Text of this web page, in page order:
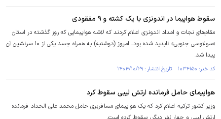
سقوط هواپیما در اندونزی با یک کشته و ۹ مفقودی
مقام‌های نجات و امداد اندونزی اعلام کردند که لاشه هواپیمایی که روز گذشته در استان
«سولاوسی جنوبی» ناپدید شده بود، امروز (دوشنبه) به همراه جسد یکی از ۱۰ سرنشین آن
پیدا شد.
کد خبر: ۱۰۳۴۱۵۰ تاریخ انتشار : ۱۴۰۴/۱۰/۲۹
هواپیمای حامل فرمانده ارتش لیبی سقوط کرد
وزیر کشور ترکیه اعلام کرد که یک هواپیمای مسافربری حامل محمد علی الحداد فرمانده